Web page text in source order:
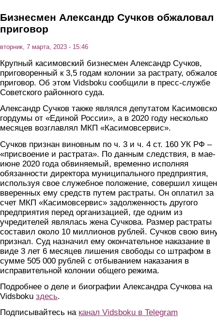
Бизнесмен Александр Сучков обжаловал
приговор
вторник, 7 марта, 2023 - 15:46
Крупный касимовский бизнесмен Александр Сучков,
приговоренный к 3,5 годам колонии за растрату,
приговор. Об этом Vidsboku сообщили в пресс-службе
Советского районного суда.
Александр Сучков также являлся депутатом
гордумы от «Единой России», а в 2020 году несколько
месяцев возглавлял МКП «Касимовсервис».
Сучков признан виновным по ч. 3 и ч. 4 ст. 160 УК РФ –
«присвоение и растрата». По данным следствия, в мае-
июне 2020 года обвиняемый, временно исполняя
обязанности директора муниципального предприятия,
используя свое служебное положение, совершил
вверенных ему средств путем растраты. Он оплатил за
счет МКП «Касимовсервис» задолженность другого
предприятия перед организацией, где одним из
учредителей являлась жена Сучкова. Размер растраты
составил около 10 миллионов рублей. Сучков свою
признал. Суд назначил ему окончательное наказание в
виде 3 лет 6 месяцев лишения свободы со штрафом в
сумме 505 000 рублей с отбыванием наказания в
исправительной колонии общего режима.
Подробнее о деле и биографии Александра Сучкова на
Vidsboku здесь.
Подписывайтесь на канал Vidsboku в Telegram